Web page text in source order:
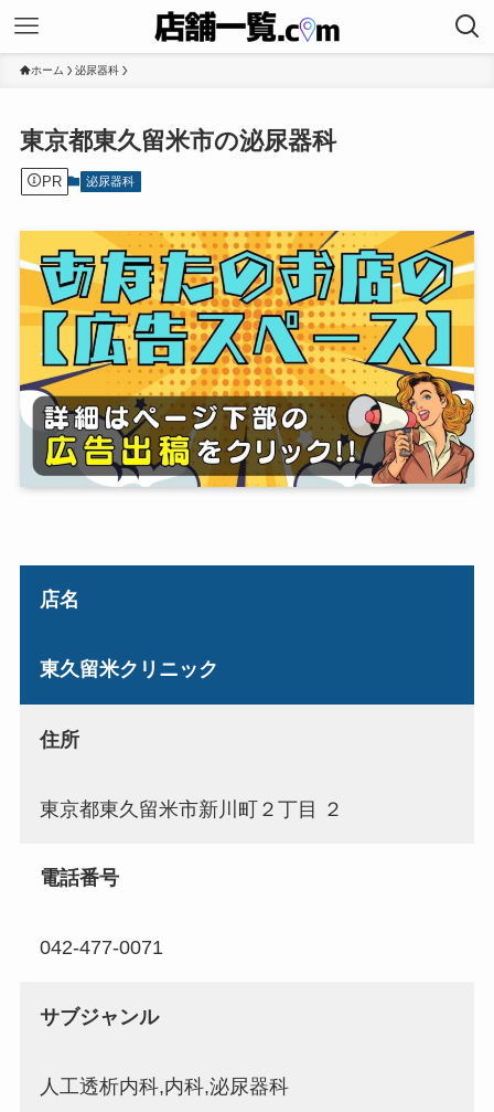
ホーム 泌尿器科
東京都東久留米市の泌尿器科
PR 泌尿器科
店名
東久留米クリニック
住所
東京都東久留米市新川町２丁目 ２
電話番号
042-477-0071
サブジャンル
人工透析内科,内科,泌尿器科